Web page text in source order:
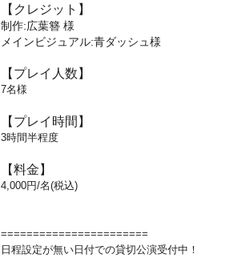
【クレジット】
制作:広葉簪 様
メインビジュアル:青ダッシュ様
【プレイ人数】
7名様
【プレイ時間】
3時間半程度
【料金】
4,000円/名(税込)
=======================
日程設定が無い日付での貸切公演受付中！